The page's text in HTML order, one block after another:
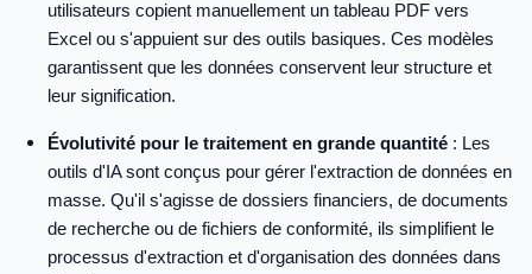
utilisateurs copient manuellement un tableau PDF vers
Excel ou s'appuient sur des outils basiques. Ces modèles
garantissent que les données conservent leur structure et
leur signification.
Évolutivité pour le traitement en grande quantité : Les
outils d'IA sont conçus pour gérer l'extraction de données en
masse. Qu'il s'agisse de dossiers financiers, de documents
de recherche ou de fichiers de conformité, ils simplifient le
processus d'extraction et d'organisation des données dans